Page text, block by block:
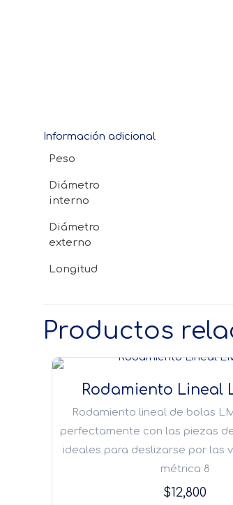
Información adicional
Peso
Diámetro
interno
Diámetro
externo
Longitud
Productos
Rodamiento Lineal
Rodamiento lineal de bolas
perfectamente con las piezas
ideales para deslizarse por las
métrica 8
$12,800